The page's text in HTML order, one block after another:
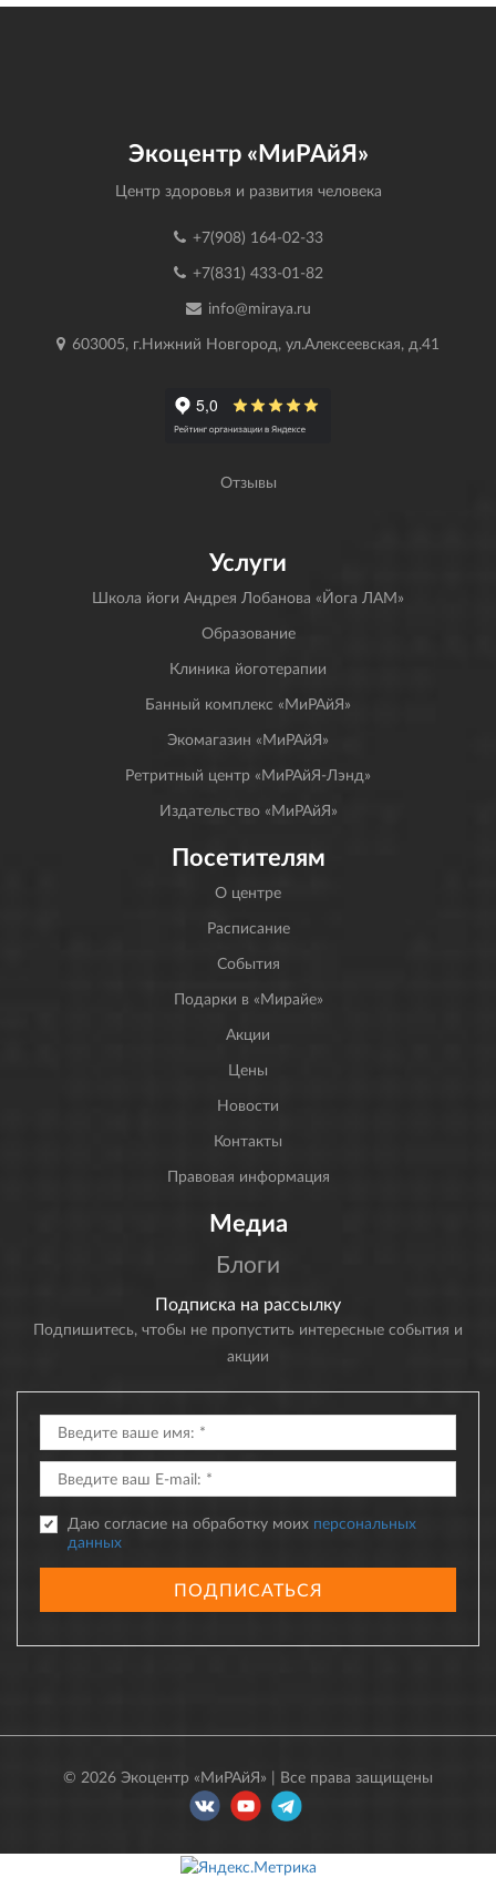
Экоцентр «МиРАйЯ»
Центр здоровья и развития человека
+7(908) 164-02-33
+7(831) 433-01-82
info@miraya.ru
603005, г.Нижний Новгород, ул.Алексеевская, д.41
Отзывы
Услуги
Школа йоги Андрея Лобанова «Йога ЛАМ»
Образование
Клиника йоготерапии
Банный комплекс «МиРАйЯ»
Экомагазин «МиРАйЯ»
Ретритный центр «МиРАйЯ-Лэнд»
Издательство «МиРАйЯ»
Посетителям
О центре
Расписание
События
Подарки в «Мирайе»
Акции
Цены
Новости
Контакты
Правовая информация
Медиа
Блоги
Подписка на рассылку
Подпишитесь, чтобы не пропустить интересные события и
акции
Даю согласие на обработку моих персональных
данных
ПОДПИСАТЬСЯ
© 2026 Экоцентр «МиРАйЯ» | Все права защищены